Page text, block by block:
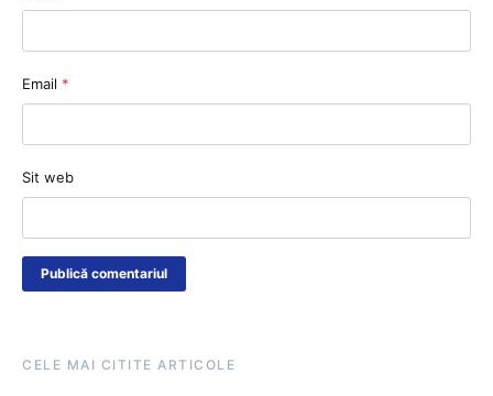
Email *
Sit web
CELE MAI CITITE ARTICOLE